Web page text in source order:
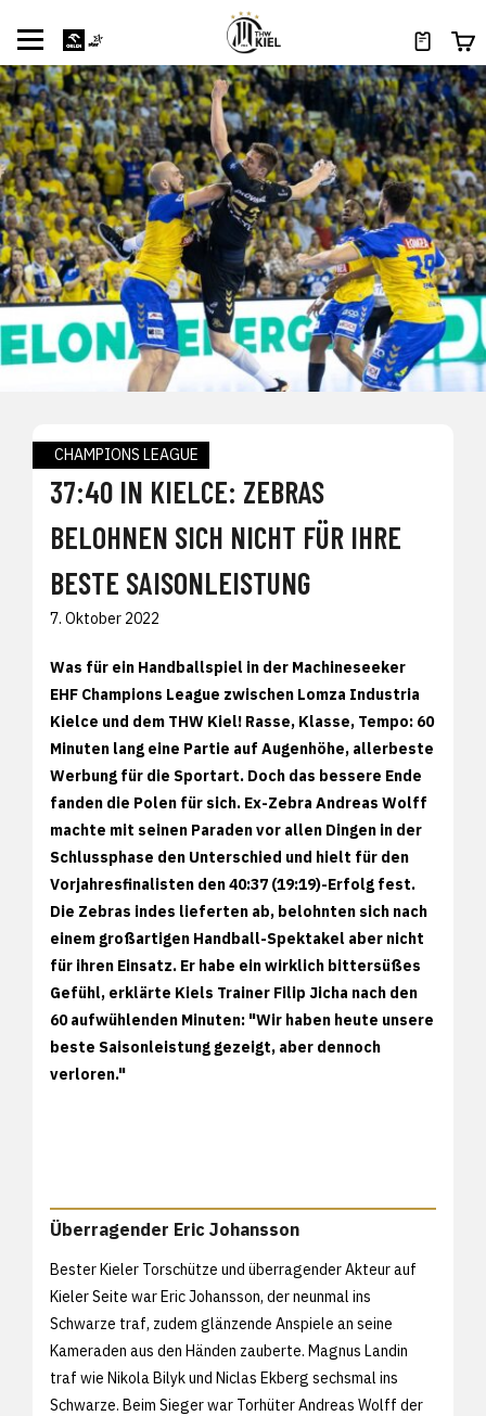
CHAMPIONS LEAGUE
37:40 IN KIELCE: ZEBRAS
BELOHNEN SICH NICHT FÜR IHRE
BESTE SAISONLEISTUNG
7. Oktober 2022
Was für ein Handballspiel in der Machineseeker
EHF Champions League zwischen Lomza Industria
Kielce und dem THW Kiel! Rasse, Klasse, Tempo: 60
Minuten lang eine Partie auf Augenhöhe, allerbeste
Werbung für die Sportart. Doch das bessere Ende
fanden die Polen für sich. Ex-Zebra Andreas Wolff
machte mit seinen Paraden vor allen Dingen in der
Schlussphase den Unterschied und hielt für den
Vorjahresfinalisten den 40:37 (19:19)-Erfolg fest.
Die Zebras indes lieferten ab, belohnten sich nach
einem großartigen Handball-Spektakel aber nicht
für ihren Einsatz. Er habe ein wirklich bittersüßes
Gefühl, erklärte Kiels Trainer Filip Jicha nach den
60 aufwühlenden Minuten: "Wir haben heute unsere
beste Saisonleistung gezeigt, aber dennoch
verloren."
Überragender Eric Johansson
Bester Kieler Torschütze und überragender Akteur auf
Kieler Seite war Eric Johansson, der neunmal ins
Schwarze traf, zudem glänzende Anspiele an seine
Kameraden aus den Händen zauberte. Magnus Landin
traf wie Nikola Bilyk und Niclas Ekberg sechsmal ins
Schwarze. Beim Sieger war Torhüter Andreas Wolff der